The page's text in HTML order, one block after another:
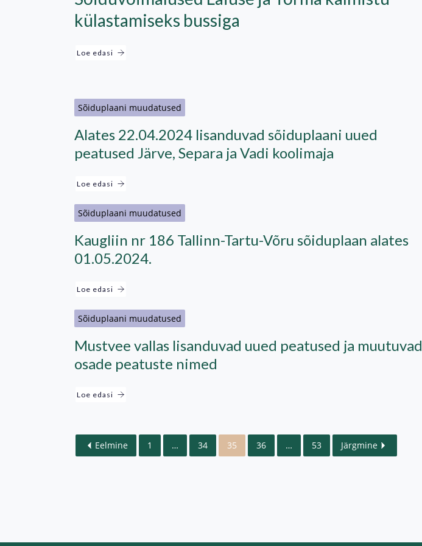
külastamiseks bussiga
Loe edasi
Sõiduplaani muudatused
Alates 22.04.2024 lisanduvad sõiduplaani uued
peatused Järve, Separa ja Vadi koolimaja
Loe edasi
Sõiduplaani muudatused
Kaugliin nr 186 Tallinn-Tartu-Võru sõiduplaan alates
01.05.2024.
Loe edasi
Sõiduplaani muudatused
Mustvee vallas lisanduvad uued peatused ja muutuvad
osade peatuste nimed
Loe edasi
Eelmine 1 … 34 35 36 … 53 Järgmine